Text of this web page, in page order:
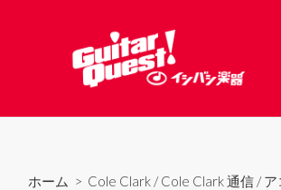
へ
ホーム > Cole Clark /Cole Clark 通信 /ア